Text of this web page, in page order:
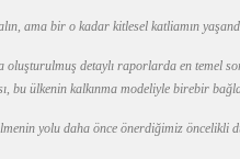
ama bir o kadar kitlesel katliamın
oluşturulmuş detaylı raporlarda en temel
bu ülkenin kalkınma modeliyle birebir
yolu daha önce önerdiğimiz öncelikli